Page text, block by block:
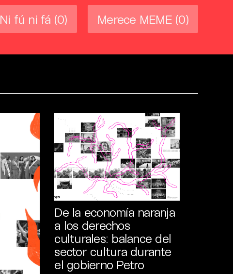
Ni fú ni fá (0) Merece MEME (0)
De la economía naranja
a los derechos
culturales: balance del
sector cultura durante
el gobierno Petro